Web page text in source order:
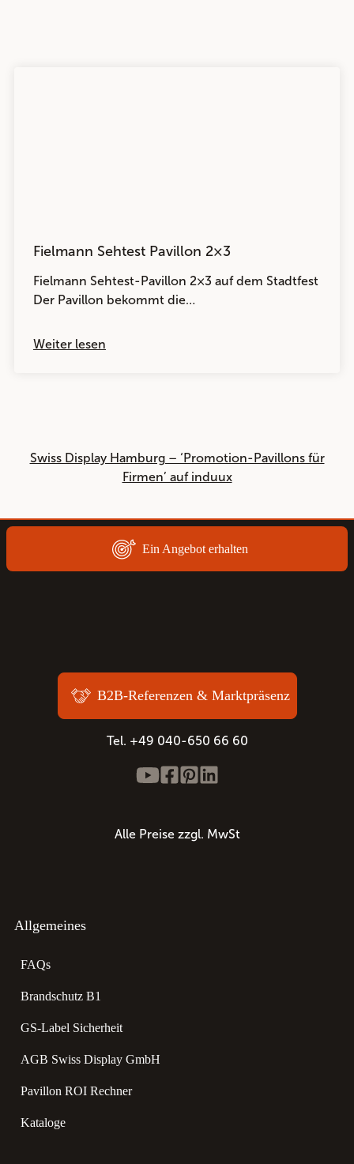
Fielmann Sehtest Pavillon 2×3
Fielmann Sehtest-Pavillon 2×3 auf dem Stadtfest
Der Pavillon bekommt die…
Weiter lesen
Swiss Display Hamburg – ‘Promotion-Pavillons für
Firmen’ auf induux
Ein Angebot erhalten
B2B-Referenzen & Marktpräsenz
Tel. +49 040-650 66 60
Alle Preise zzgl. MwSt
Allgemeines
FAQs
Brandschutz B1
GS-Label Sicherheit
AGB Swiss Display GmbH
Pavillon ROI Rechner
Kataloge